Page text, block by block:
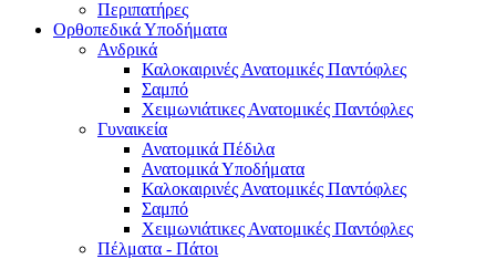
Περιπατήρες
Ορθοπεδικά Υποδήματα
Ανδρικά
Καλοκαιρινές Ανατομικές Παντόφλες
Σαμπό
Χειμωνιάτικες Ανατομικές Παντόφλες
Γυναικεία
Ανατομικά Πέδιλα
Ανατομικά Υποδήματα
Καλοκαιρινές Ανατομικές Παντόφλες
Σαμπό
Χειμωνιάτικες Ανατομικές Παντόφλες
Πέλματα - Πάτοι